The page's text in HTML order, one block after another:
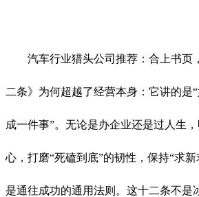
汽车行业猎头公司推荐：合上书页
二条》为何超越了经营本身：它讲的是
成一件事”。无论是办企业还是过人生
心，打磨“死磕到底”的韧性，保持“求
是通往成功的通用法则。这十二条不是